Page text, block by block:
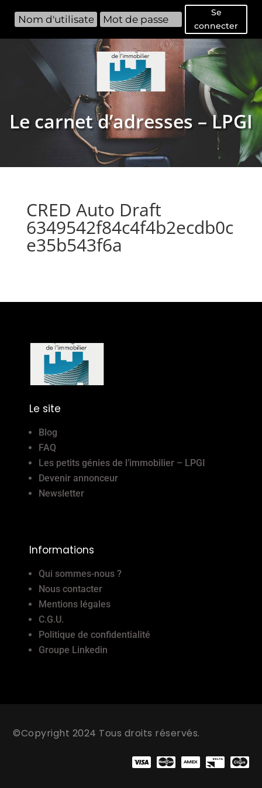
Se
connecter
Le carnet d’adresses – LPGI
CRED Auto Draft
6349542f84c4f4b2ecdb0c
e35b543f6a
Le site
Blog
FAQ
Les petits génies de l’immobilier – LPGI
Devenir annonceur
Newsletter
Informations
Qui sommes-nous ?
Nous contacter
Mentions légales
C.G.U.
Politique de confidentialité
Groupe Linkedin
©Copyright 2024 Tous droits réservés.